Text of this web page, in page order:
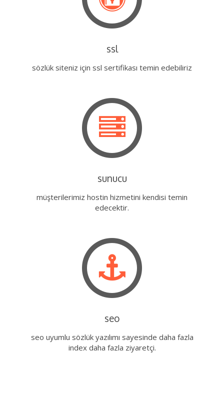
ssl
sözlük siteniz için ssl sertifikası temin edebiliriz
sunucu
müşterilerimiz hostin hizmetini kendisi temin
edecektir.
seo
seo uyumlu sözlük yazılımı sayesinde daha fazla
index daha fazla ziyaretçi.